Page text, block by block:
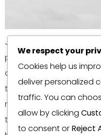
Jika Bali sudah lama
properti, Lombok kini
destinasi baru yang tidak
tetangga Bali ini
masih alami dengan
terjangkau.
We respect your
Cookies help us
deliver personalized
traffic. You can
allow by clicking
to consent or Reject